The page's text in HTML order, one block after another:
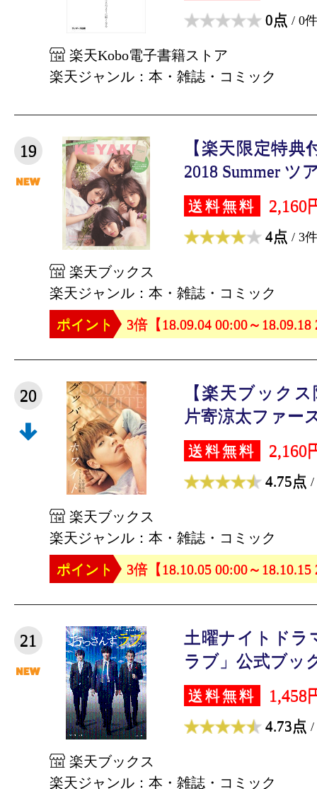
0点 / 0件
楽天Kobo電子書籍ストア
楽天ジャンル：本・雑誌・コミック
19
【楽天限定特典
2018 Summer ツ
送料無料 2,160
4点 / 3件
楽天ブックス
楽天ジャンル：本・雑誌・コミック
ポイント
3倍【18.09.04 00:00～18.09.18
20
【楽天ブック
片寄涼太ファー
送料無料 2,160
4.75点 /
楽天ブックス
楽天ジャンル：本・雑誌・コミック
ポイント
3倍【18.10.05 00:00～18.10.15
21
土曜ナイトドラ
ラブ」公式ブッ
送料無料 1,458
4.73点 /
楽天ブックス
楽天ジャンル：本・雑誌・コミック